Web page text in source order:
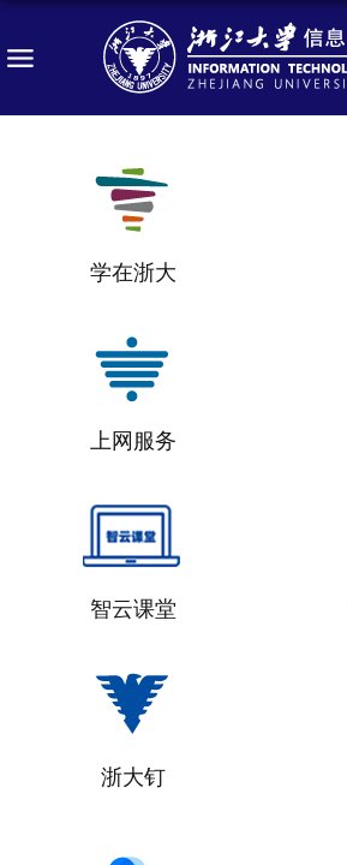
学在浙大
上网服务
智云课堂
浙大钉